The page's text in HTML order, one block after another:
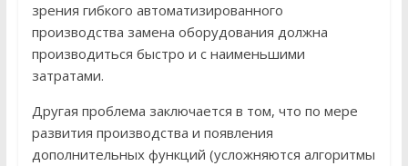
зрения гибкого автоматизированного
производства замена оборудования должна
производиться быстро и с наименьшими
затратами.
Другая проблема заключается в том, что по мере
развития производства и появления
дополнительных функций (усложняются алгоритмы